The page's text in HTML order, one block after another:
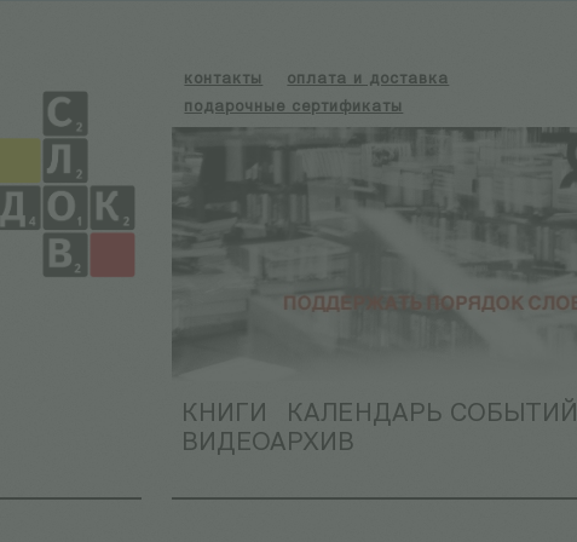
контакты
оплата и доставка
подарочные сертификаты
КНИГИ
КАЛЕНДАРЬ СОБЫТИЙ
ВИДЕОАРХИВ